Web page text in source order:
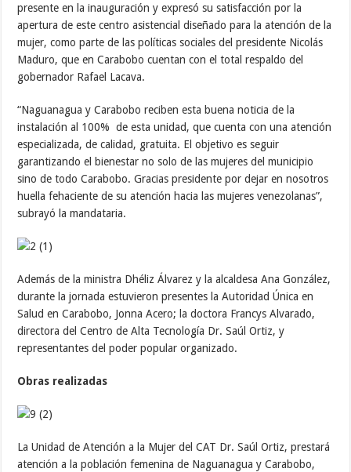
presente en la inauguración y expresó su satisfacción por la
apertura de este centro asistencial diseñado para la atención de la
mujer, como parte de las políticas sociales del presidente Nicolás
Maduro, que en Carabobo cuentan con el total respaldo del
gobernador Rafael Lacava.
“Naguanagua y Carabobo reciben esta buena noticia de la
instalación al 100% de esta unidad, que cuenta con una atención
especializada, de calidad, gratuita. El objetivo es seguir
garantizando el bienestar no solo de las mujeres del municipio
sino de todo Carabobo. Gracias presidente por dejar en nosotros
huella fehaciente de su atención hacia las mujeres venezolanas”,
subrayó la mandataria.
Además de la ministra Dhéliz Álvarez y la alcaldesa Ana González,
durante la jornada estuvieron presentes la Autoridad Única en
Salud en Carabobo, Jonna Acero; la doctora Francys Alvarado,
directora del Centro de Alta Tecnología Dr. Saúl Ortiz, y
representantes del poder popular organizado.
Obras realizadas
La Unidad de Atención a la Mujer del CAT Dr. Saúl Ortiz, prestará
atención a la población femenina de Naguanagua y Carabobo,